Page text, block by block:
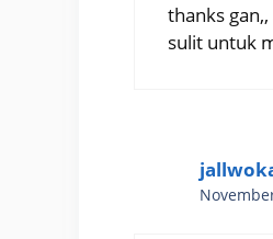
thanks
sulit untuk